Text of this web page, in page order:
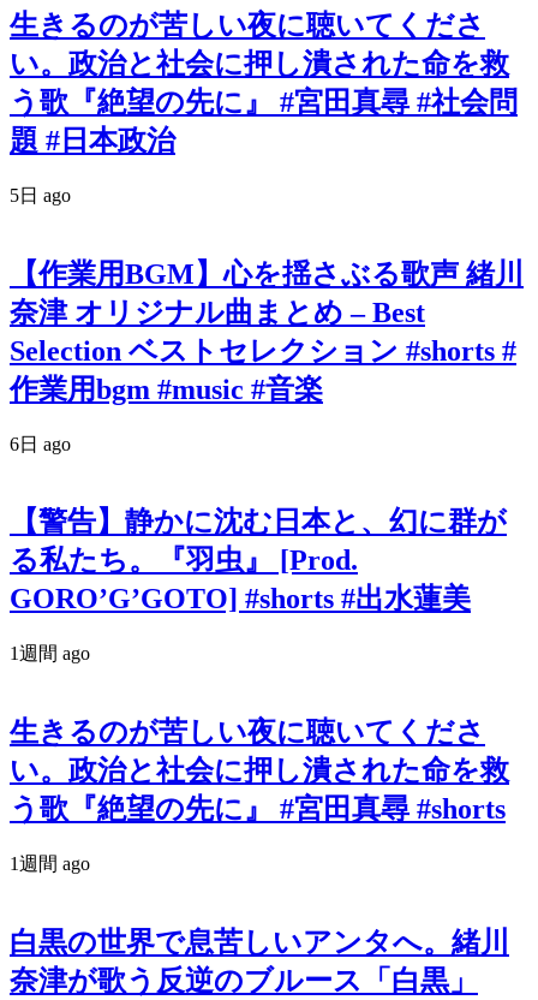
生きるのが苦しい夜に聴いてくださ
い。政治と社会に押し潰された命を救
う歌『絶望の先に』 #宮田真尋 #社会問
題 #日本政治
5日 ago
【作業用BGM】心を揺さぶる歌声 緒川
奈津 オリジナル曲まとめ – Best
Selection ベストセレクション #shorts #
作業用bgm #music #音楽
6日 ago
【警告】静かに沈む日本と、幻に群が
る私たち。『羽虫』 [Prod.
GORO’G’GOTO] #shorts #出水蓮美
1週間 ago
生きるのが苦しい夜に聴いてくださ
い。政治と社会に押し潰された命を救
う歌『絶望の先に』 #宮田真尋 #shorts
1週間 ago
白黒の世界で息苦しいアンタへ。緒川
奈津が歌う反逆のブルース「白黒」